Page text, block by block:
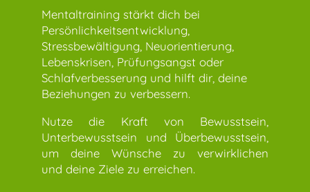
Mentaltraining stärkt dich bei
Persönlichkeitsentwicklung,
Stressbewältigung, Neuorientierung,
Lebenskrisen, Prüfungsangst oder
Schlafverbesserung und hilft dir, deine
Beziehungen zu verbessern.
Nutze die Kraft von Bewusstsein,
Unterbewusstsein und Überbewusstsein,
um deine Wünsche zu verwirklichen
und deine Ziele zu erreichen.